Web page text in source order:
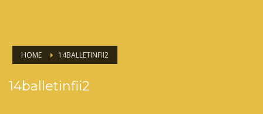
HOME 14BALLETINFII2
14balletinfii2